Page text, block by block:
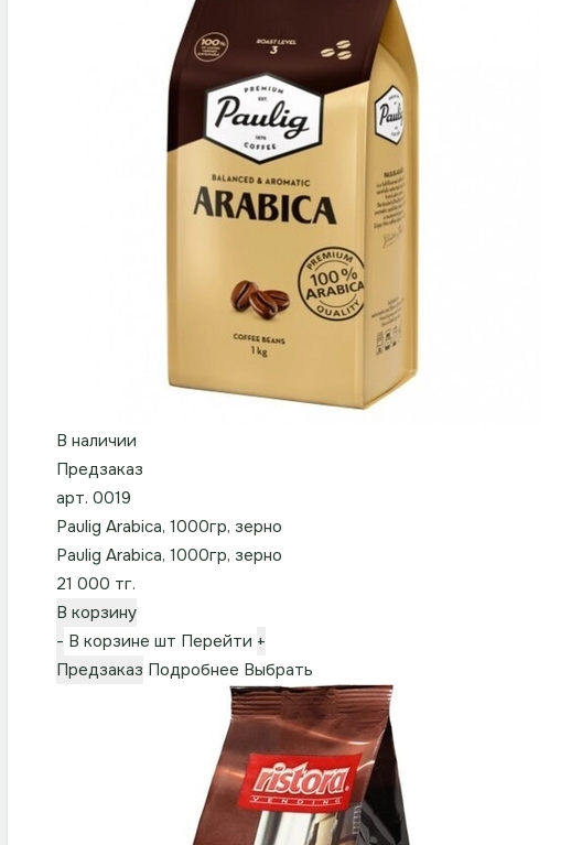
В наличии
Предзаказ
арт. 0019
Paulig Arabica, 1000гр, зерно
Paulig Arabica, 1000гр, зерно
21 000 тг.
В корзину
- В корзине шт Перейти +
Предзаказ Подробнее Выбрать